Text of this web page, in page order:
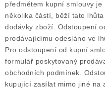
předmětem kupní smlouvy
několika částí, běží tato
dodávky zboží. Odstoupení
prodávajícímu odesláno ve
Pro odstoupení od kupní
formulář poskytovaný
obchodních podmínek.
kupující zasílat mimo jiné na